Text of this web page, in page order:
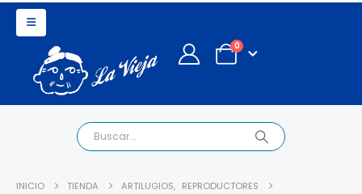
0
INICIO TIENDA ARTILUGIOS, REPRODUCTORES